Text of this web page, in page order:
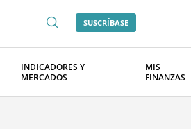
SUSCRÍBASE
INDICADORES Y
MERCADOS
MIS
FINANZAS